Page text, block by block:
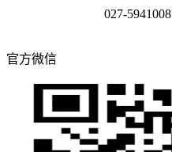
027-59410087
官方微信